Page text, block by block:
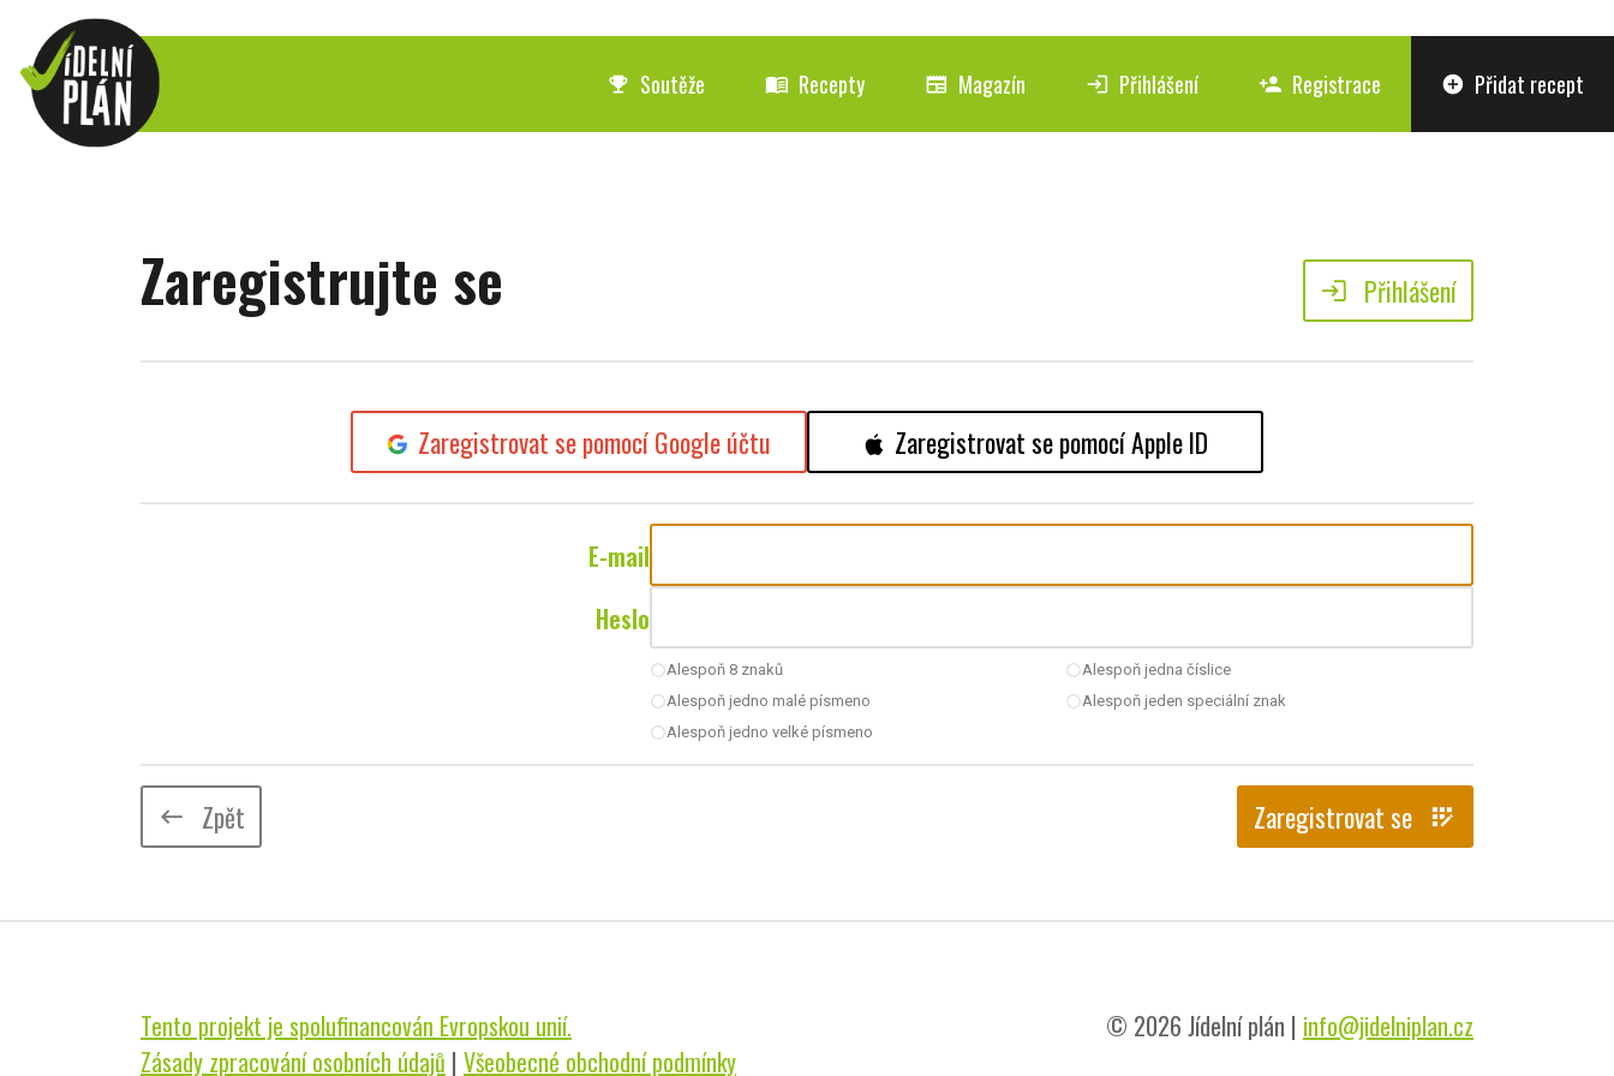
emoji_events Soutěže menu_book Recepty newspaper Magazín login Přihlášení person_add Registrace add_circle Přidat recept
Zaregistrujte se login Přihlášení
Zaregistrovat se pomocí Google účtu Zaregistrovat se pomocí Apple ID
E-mail
Heslo
radio_button_uncheckedAlespoň 8 znaků
radio_button_uncheckedAlespoň jedno malé písmeno
radio_button_uncheckedAlespoň jedno velké písmeno
radio_button_uncheckedAlespoň jedna číslice
radio_button_uncheckedAlespoň jeden speciální znak
keyboard_backspace Zpět Zaregistrovat se app_registration
Tento projekt je spolufinancován Evropskou unií.
Zásady zpracování osobních údajů | Všeobecné obchodní podmínky
© 2026 Jídelní plán | info@jidelniplan.cz